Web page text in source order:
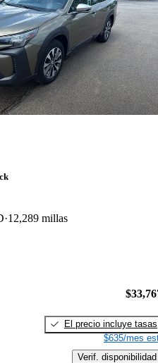
12,289 millas
El precio incluye tasas
$635/mes
Verif. disponibilidad